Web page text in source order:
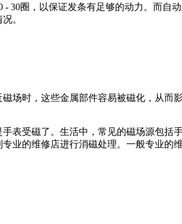
30圈，以保证发条有足够的动力。而自
。
场时，这些金属部件容易被磁化，从而
表受磁了。生活中，常见的磁场源包括
业的维修店进行消磁处理。一般专业的